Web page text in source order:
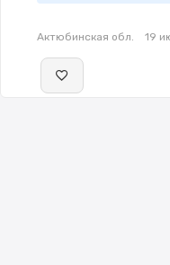
Актюбинская обл. 19